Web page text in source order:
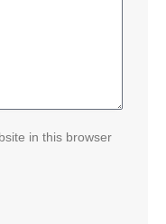
in this browser